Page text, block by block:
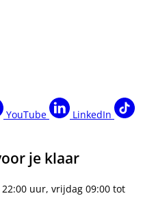
YouTube
LinkedIn
je klaar
uur, vrijdag 09:00 tot